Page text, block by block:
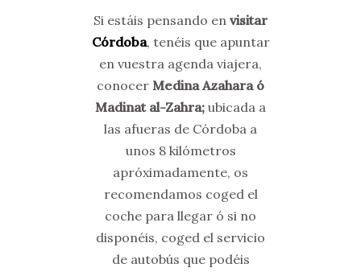
Si estáis pensando en visitar
Córdoba, tenéis que apuntar
en vuestra agenda viajera,
conocer Medina Azahara ó
Madinat al-Zahra; ubicada a
las afueras de Córdoba a
unos 8 kilómetros
apróximadamente, os
recomendamos coged el
coche para llegar ó si no
disponéis, coged el servicio
de autobús que podéis